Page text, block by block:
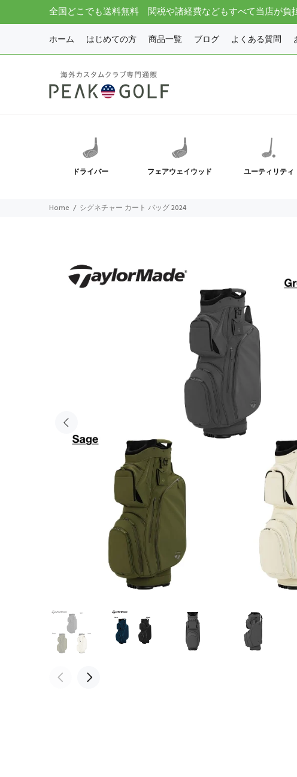
全国どこでも送料無料 関税や諸経費などもすべて当店が負
ホーム はじめての方 商品一覧 ブログ よくある質問
ドライバー フェアウェイウッド ユーティリティ
Home シグネチャー カート バッグ 2024